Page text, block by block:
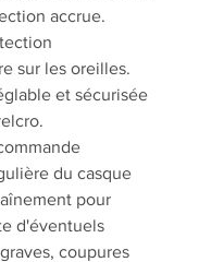
accrue.
sur les oreilles.
et sécurisée
du casque
pour
d'éventuels
coupures